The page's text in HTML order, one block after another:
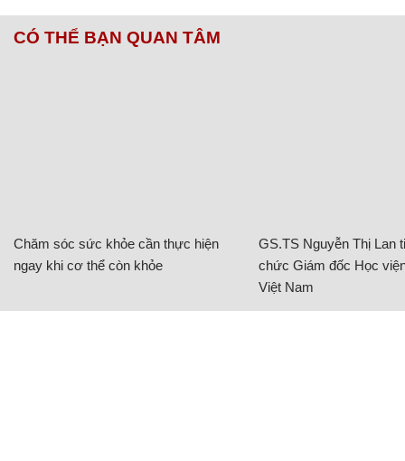
CÓ THỂ BẠN QUAN TÂM
Chăm sóc sức khỏe cần thực hiện
ngay khi cơ thể còn khỏe
GS.TS Nguyễn Thị Lan
chức Giám đốc Học
Việt Nam